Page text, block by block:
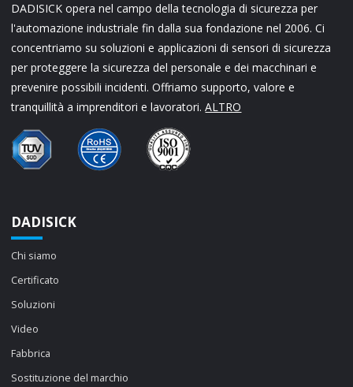
DADISICK opera nel campo della tecnologia di sicurezza per
l'automazione industriale fin dalla sua fondazione nel 2006. Ci
concentriamo su soluzioni e applicazioni di sensori di sicurezza
per proteggere la sicurezza del personale e dei macchinari e
prevenire possibili incidenti. Offriamo supporto, valore e
tranquillità a imprenditori e lavoratori.ALTRO
DADISICK
Chi siamo
Certificato
Soluzioni
Video
Fabbrica
Sostituzione del marchio